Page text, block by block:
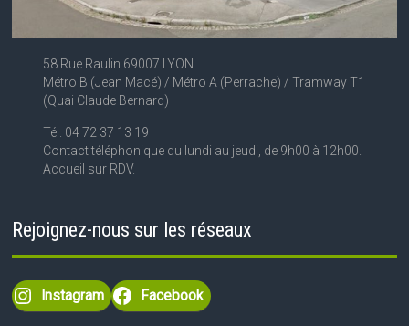
58 Rue Raulin 69007 LYON
Métro B (Jean Macé) / Métro A (Perrache) / Tramway T1
(Quai Claude Bernard)
Tél. 04 72 37 13 19
Contact téléphonique du lundi au jeudi, de 9h00 à 12h00.
Accueil sur RDV.
Rejoignez-nous sur les réseaux
Instagram Facebook